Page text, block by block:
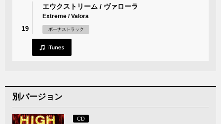
19
エウクストリーム / ヴァローラ
Extreme / Valora
ボーナストラック
別バージョン
CD